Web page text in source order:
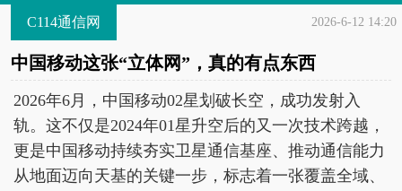
C114通信网 2026-6-12 14:20
中国移动这张“立体网”，真的有点东西
2026年6月，中国移动02星划破长空，成功发射入
轨。这不仅是2024年01星升空后的又一次技术跨越，
更是中国移动持续夯实卫星通信基座、推动通信能力
从地面迈向天基的关键一步，标志着一张覆盖全域、